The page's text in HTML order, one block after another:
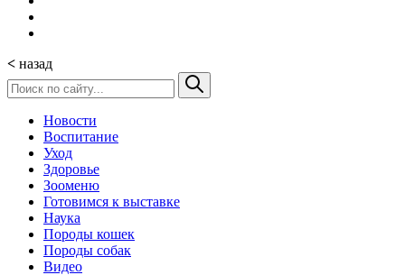
< назад
Новости
Воспитание
Уход
Здоровье
Зооменю
Готовимся к выставке
Наука
Породы кошек
Породы собак
Видео